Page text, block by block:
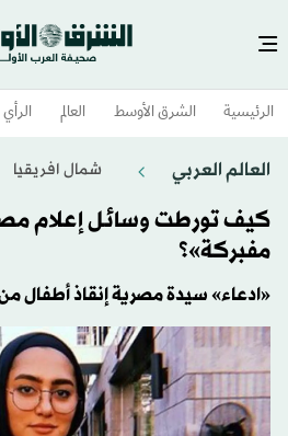
الرئيسية الشرق الأوسط​ العالم الرأي
العالم العربي شمال افريقيا
كيف تورطت وسائل إعلام
مفبركة»؟
«ادعاء» سيدة مصرية إنقاذ أطفال